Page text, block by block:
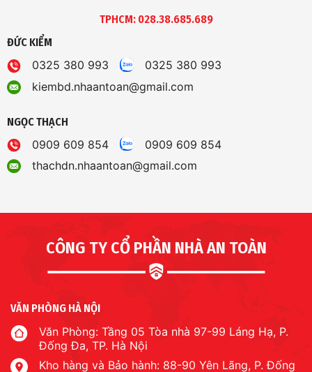
TPHCM: 028.38.685.689
ĐỨC KIỂM
0325 380 993
0325 380 993
kiembd.nhaantoan@gmail.com
NGỌC THẠCH
0909 609 854
0909 609 854
thachdn.nhaantoan@gmail.com
CÔNG TY CỔ PHẦN NHÀ AN TOÀN
VĂN PHÒNG HÀ NỘI
Văn Phòng: Tầng 05 Tòa nhà 97-99 Láng Hạ, P.
Đống Đa, TP. Hà Nội
Kho hàng và Bảo hành: 88-90 Yên Lãng, P. Đống